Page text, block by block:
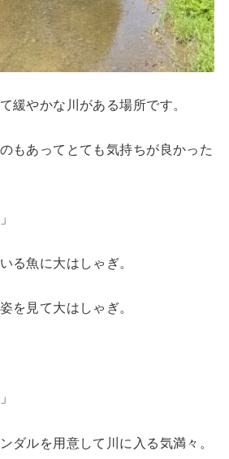
緩やかな川がある場所です。
もあってとても気持ちが良かった
る魚に大はしゃぎ。
を見て大はしゃぎ。
ダルを用意して川に入る気満々。